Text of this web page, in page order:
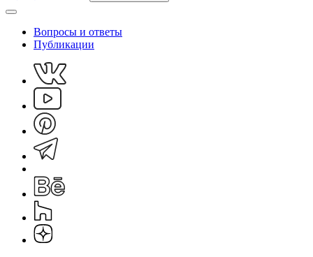
Вопросы и ответы
Публикации